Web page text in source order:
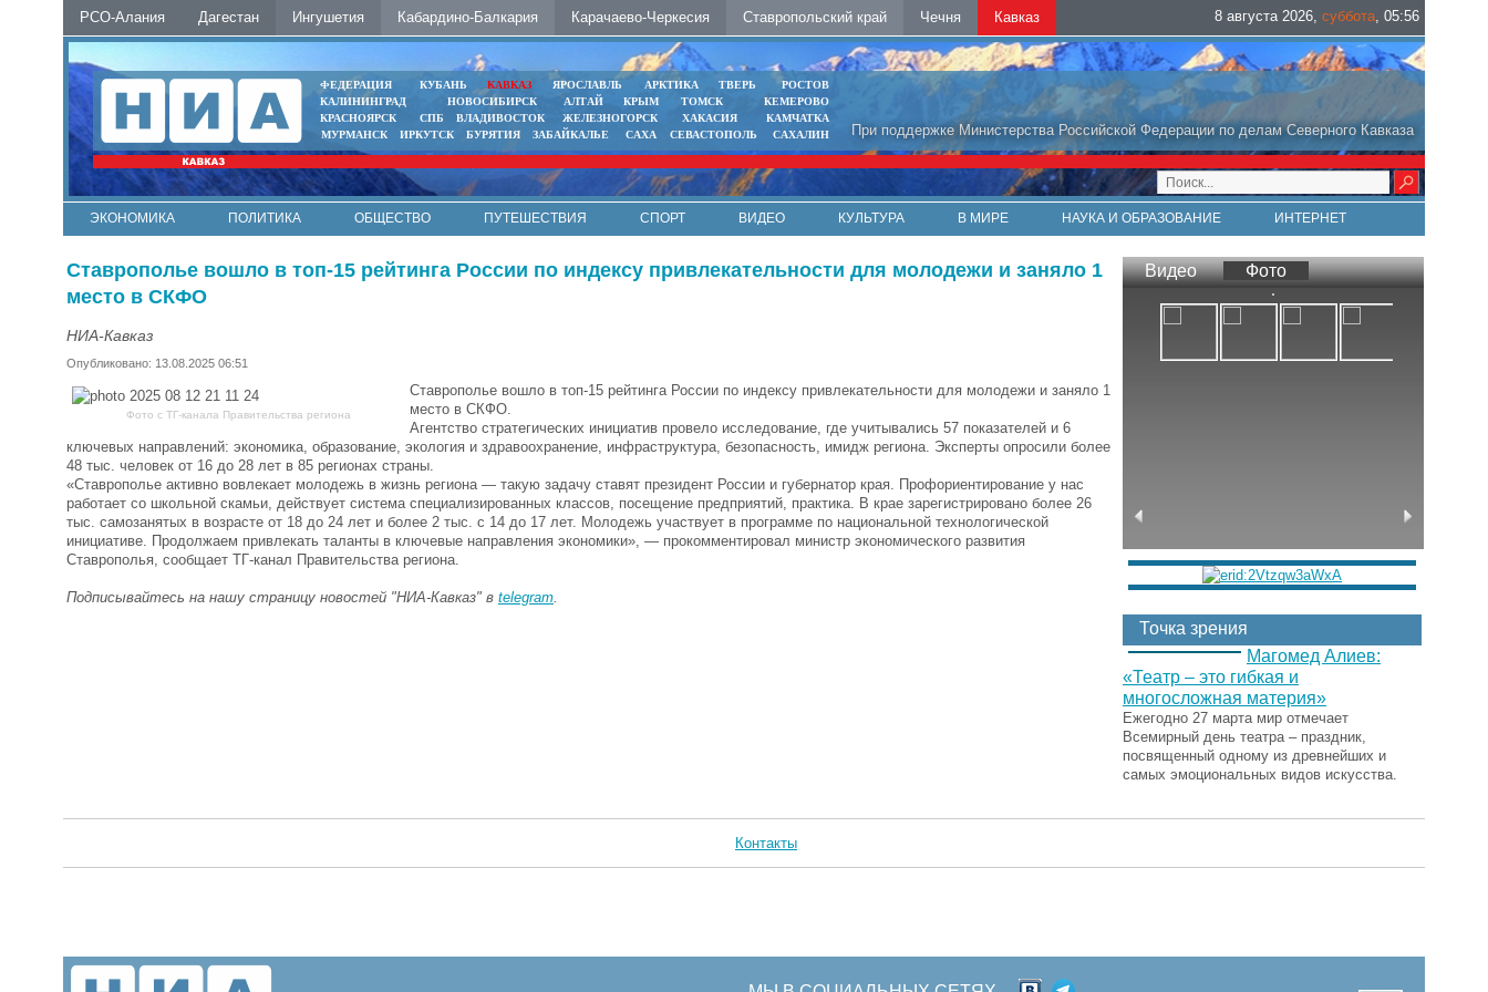
РСО-Алания Дагестан Ингушетия Кабардино-Балкария Карачаево-Черкесия Ставропольский край Чечня Кавказ 8 августа 2026, суббота, 05:56
При поддержке Министерства Российской Федерации по делам Северного Кавказа
ФЕДЕРАЦИЯ КУБАНЬ КАВКАЗ ЯРОСЛАВЛЬ АРКТИКА ТВЕРЬ
РОСТОВ
КАЛИНИНГРАД
НОВОСИБИРСК АЛТАЙ КРЫМ ТОМСК
КЕМЕРОВО
КРАСНОЯРСК
СПБ ВЛАДИВОСТОК ЖЕЛЕЗНОГОРСК ХАКАСИЯ
КАМЧАТКА
МУРМАНСК
ИРКУТСК БУРЯТИЯ ЗАБАЙКАЛЬЕ САХА СЕВАСТОПОЛЬ САХАЛИН
ЭКОНОМИКА ПОЛИТИКА ОБЩЕСТВО ПУТЕШЕСТВИЯ СПОРТ ВИДЕО КУЛЬТУРА В МИРЕ НАУКА И ОБРАЗОВАНИЕ
ИНТЕРНЕТ
Ставрополье вошло в топ-15 рейтинга России по индексу привлекательности для молодежи и заняло 1
место в СКФО
НИА-Кавказ
Опубликовано: 13.08.2025 06:51
Фото с ТГ-канала Правительства региона
Ставрополье вошло в топ-15 рейтинга России по индексу привлекательности для молодежи и заняло 1
место в СКФО.
Агентство стратегических инициатив провело исследование, где учитывались 57 показателей и 6
ключевых направлений: экономика, образование, экология и здравоохранение, инфраструктура, безопасность, имидж региона. Эксперты опросили более
48 тыс. человек от 16 до 28 лет в 85 регионах страны.
«Ставрополье активно вовлекает молодежь в жизнь региона — такую задачу ставят президент России и губернатор края. Профориентирование у нас
работает со школьной скамьи, действует система специализированных классов, посещение предприятий, практика. В крае зарегистрировано более 26
тыс. самозанятых в возрасте от 18 до 24 лет и более 2 тыс. с 14 до 17 лет. Молодежь участвует в программе по национальной технологической
инициативе. Продолжаем привлекать таланты в ключевые направления экономики», — прокомментировал министр экономического развития
Ставрополья, сообщает ТГ-канал Правительства региона.
Подписывайтесь на нашу страницу новостей "НИА-Кавказ" в telegram
Видео Фото
Точка зрения
Магомед Алиев:
«Театр – это гибкая и
многосложная материя»
Ежегодно 27 марта мир отмечает
Всемирный день театра – праздник,
посвященный одному из древнейших и
самых эмоциональных видов искусства.
Контакты